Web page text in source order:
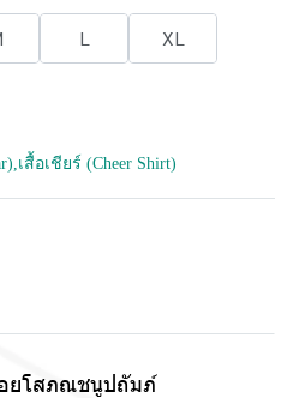
L
XL
,เสื้อเชียร์ (Cheer Shirt)
อยโสภณชนูปถัมภ์